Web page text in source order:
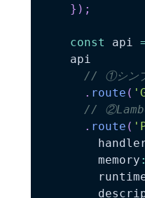
} ) ;
const api
    api
// ①シンプ
. route (
//
. route (
        memory
: